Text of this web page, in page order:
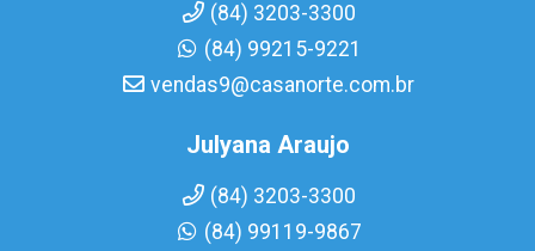
(84) 3203-3300
(84) 99215-9221
vendas9@casanorte.com.br
Julyana Araujo
(84) 3203-3300
(84) 99119-9867